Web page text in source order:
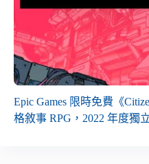
Epic Games 限時免費《
格敘事 RPG，2022 年度獨